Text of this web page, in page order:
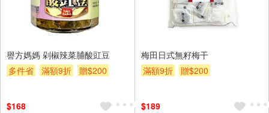
譽方媽媽 剁椒辣菜脯酸豇豆
多件省
滿額9折 贈$200
$168
梅田日式無籽梅干
滿額9折
贈$200
$189